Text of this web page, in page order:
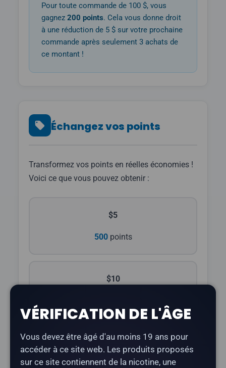
Pour toute commande de 100 $, vous
gagnez 200 points. Cela vous donne droit
à une réduction de 5 $ sur votre prochaine
commande après seulement 3 achats de
ce montant !
Échangez vos points
Transformez vos points en réelles économies !
Voici ce que vous pouvez obtenir :
$5
500points
$10
$25
2 750points
VÉRIFICATION DE L'ÂGE
Vous devez être âgé d'au moins 19 ans pour
accéder à ce site web. Les produits proposés
sur ce site contiennent de la nicotine, une